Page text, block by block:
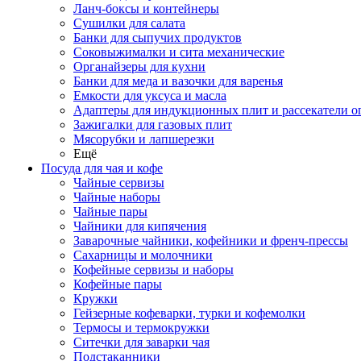
Ланч-боксы и контейнеры
Сушилки для салата
Банки для сыпучих продуктов
Соковыжималки и сита механические
Органайзеры для кухни
Банки для меда и вазочки для варенья
Емкости для уксуса и масла
Адаптеры для индукционных плит и рассекатели
Зажигалки для газовых плит
Мясорубки и лапшерезки
Ещё
Посуда для чая и кофе
Чайные сервизы
Чайные наборы
Чайные пары
Чайники для кипячения
Заварочные чайники, кофейники и френч-прессы
Сахарницы и молочники
Кофейные сервизы и наборы
Кофейные пары
Кружки
Гейзерные кофеварки, турки и кофемолки
Термосы и термокружки
Ситечки для заварки чая
Подстаканники